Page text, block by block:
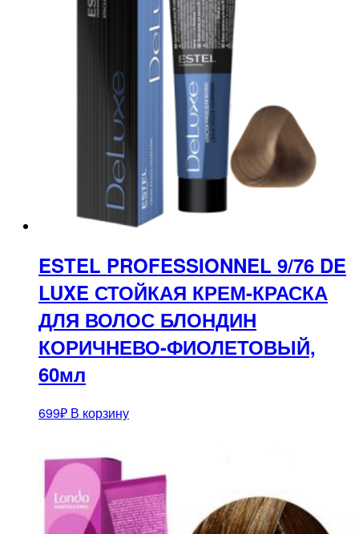
ESTEL PROFESSIONNEL 9/76 DE
LUXE СТОЙКАЯ КРЕМ-КРАСКА
ДЛЯ ВОЛОС БЛОНДИН
КОРИЧНЕВО-ФИОЛЕТОВЫЙ,
60мл
699₽ В корзину